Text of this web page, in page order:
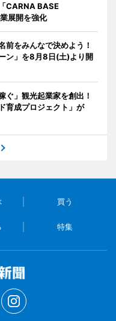
CARNA BASE
展開を強化
前をみんなで決めよう！
ン」を8月8日(土)より開
ぐ」観光起業家を創出！
育成プロジェクト」が
買う
特集